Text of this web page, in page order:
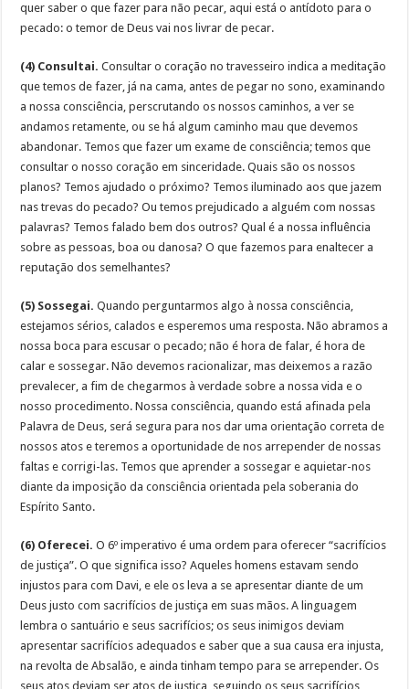
quer saber o que fazer para não pecar, aqui está o antídoto para o
pecado: o temor de Deus vai nos livrar de pecar.
(4) Consultai. Consultar o coração no travesseiro indica a meditação
que temos de fazer, já na cama, antes de pegar no sono, examinando
a nossa consciência, perscrutando os nossos caminhos, a ver se
andamos retamente, ou se há algum caminho mau que devemos
abandonar. Temos que fazer um exame de consciência; temos que
consultar o nosso coração em sinceridade. Quais são os nossos
planos? Temos ajudado o próximo? Temos iluminado aos que jazem
nas trevas do pecado? Ou temos prejudicado a alguém com nossas
palavras? Temos falado bem dos outros? Qual é a nossa influência
sobre as pessoas, boa ou danosa? O que fazemos para enaltecer a
reputação dos semelhantes?
(5) Sossegai. Quando perguntarmos algo à nossa consciência,
estejamos sérios, calados e esperemos uma resposta. Não abramos a
nossa boca para escusar o pecado; não é hora de falar, é hora de
calar e sossegar. Não devemos racionalizar, mas deixemos a razão
prevalecer, a fim de chegarmos à verdade sobre a nossa vida e o
nosso procedimento. Nossa consciência, quando está afinada pela
Palavra de Deus, será segura para nos dar uma orientação correta de
nossos atos e teremos a oportunidade de nos arrepender de nossas
faltas e corrigi-las. Temos que aprender a sossegar e aquietar-nos
diante da imposição da consciência orientada pela soberania do
Espírito Santo.
(6) Oferecei. O 6º imperativo é uma ordem para oferecer “sacrifícios
de justiça”. O que significa isso? Aqueles homens estavam sendo
injustos para com Davi, e ele os leva a se apresentar diante de um
Deus justo com sacrifícios de justiça em suas mãos. A linguagem
lembra o santuário e seus sacrifícios; os seus inimigos deviam
apresentar sacrifícios adequados e saber que a sua causa era injusta,
na revolta de Absalão, e ainda tinham tempo para se arrepender. Os
seus atos deviam ser atos de justiça, seguindo os seus sacrifícios,